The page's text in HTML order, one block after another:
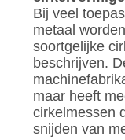
Bij veel
metaal
soortgelijke
beschrijven.
maar heeft
cirkelmessen
snijden van